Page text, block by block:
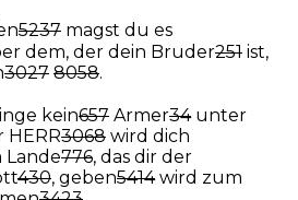
5237 magst du es
dem, der dein Bruder251 ist,
3027 8058.
kein657 Armer34unter
HERR3068 wird dich
Lande776, das dir der
430, geben5414wird zum